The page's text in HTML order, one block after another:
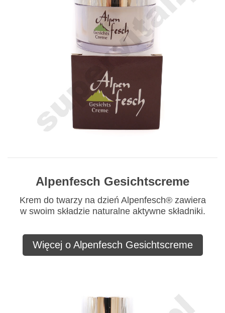
Alpenfesch Gesichtscreme
Krem do twarzy na dzień Alpenfesch® zawiera
w swoim składzie naturalne aktywne składniki.
Więcej o Alpenfesch Gesichtscreme